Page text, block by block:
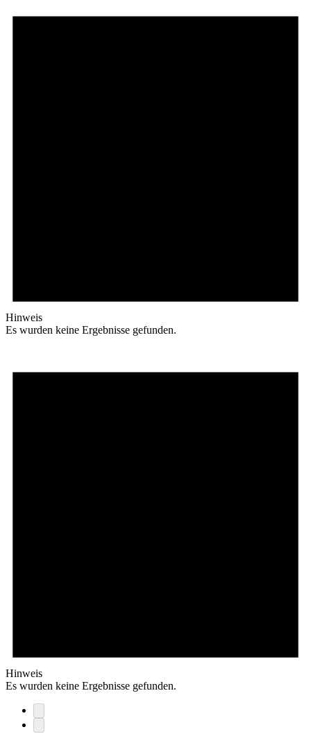
Hinweis
Es wurden keine Ergebnisse gefunden.
Hinweis
Es wurden keine Ergebnisse gefunden.